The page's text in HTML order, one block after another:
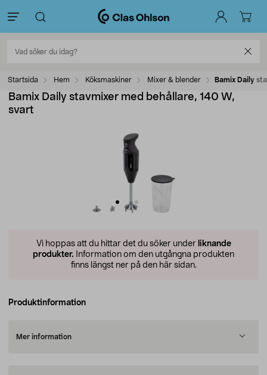
Startsida Hem Köksmaskiner Mixer & blender Bamix Daily
Bamix Daily stavmixer med behållare, 140 W,
svart
Vi hoppas att du hittar det du söker under liknande
produkter. Information om den utgångna produkten
finns längst ner på den här sidan.
Produktinformation
Mer information